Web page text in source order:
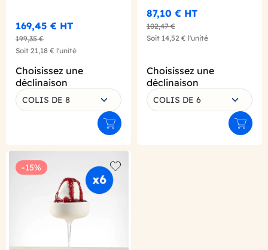
169,45 € HT
199,35 €
Soit 21,18 € l'unité
Choisissez une
déclinaison
COLIS DE 8
Ajouter au panier
87,10 € HT
102,47 €
Soit 14,52 € l'unité
Choisissez une
déclinaison
COLIS DE 6
-15%
Add to wishlist